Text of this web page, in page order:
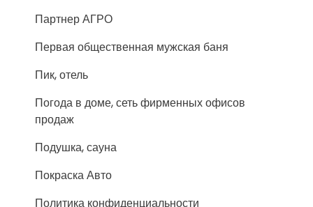
Партнер АГРО
Первая общественная мужская баня
Пик, отель
Погода в доме, сеть фирменных офисов
продаж
Подушка, сауна
Покраска Авто
Политика конфиденциальности